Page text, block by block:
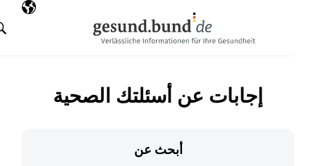
اللغة
البحث
إجابات عن أسئلتك الصحية
أبحث عن